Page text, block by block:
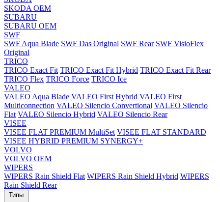
SKODA OEM
SUBARU
SUBARU OEM
SWF
SWF Aqua Blade SWF Das Original SWF Rear SWF VisioFlex
Original
TRICO
TRICO Exact Fit TRICO Exact Fit Hybrid TRICO Exact Fit Rear
TRICO Flex TRICO Force TRICO Ice
VALEO
VALEO Aqua Blade VALEO First Hybrid VALEO First
Multiconnection VALEO Silencio Convertional VALEO Silencio
Flat VALEO Silencio Hybrid VALEO Silencio Rear
VISEE
VISEE FLAT PREMIUM MultiSet VISEE FLAT STANDARD
VISEE HYBRID PREMIUM SYNERGY+
VOLVO
VOLVO OEM
WIPERS
WIPERS Rain Shield Flat WIPERS Rain Shield Hybrid WIPERS
Rain Shield Rear
Типы